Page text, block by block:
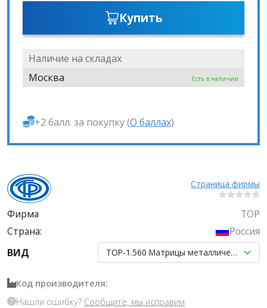
Купить
Наличие на складах
Москва
Есть в наличии
+2 балл. за покупку (О баллах)
Страница фирмы
Фирма
ТОР
Страна:
Россия
ВИД
ТОР-1.560 Матрицы металлические с
Код производителя:
Нашли ошибку? Сообщите, мы исправим